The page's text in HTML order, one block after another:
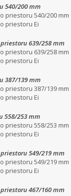
540/200 mm
priestoru 540/200 mm
priestoru Ei
639/258 mm
priestoru 639/258 mm
priestoru Ei
387/139 mm
priestoru 387/139 mm
priestoru Ei
558/253 mm
priestoru 558/253 mm
priestoru Ei
549/219 mm
priestoru 549/219 mm
priestoru Ei
467/160 mm